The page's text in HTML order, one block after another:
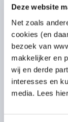
Deze website
Net zoals
cookies (en
bezoek van
makkelijker en
wij en derde
interesses en
media. Lees
bhv
Alles